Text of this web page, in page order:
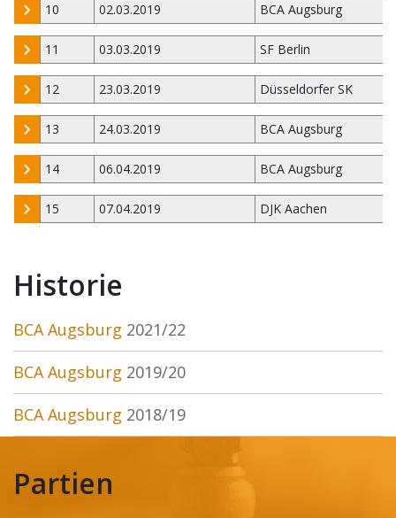
10 02.03.2019 BCA Augsburg
11 03.03.2019 SF Berlin
12 23.03.2019 Düsseldorfer SK
13 24.03.2019 BCA Augsburg
14 06.04.2019 BCA Augsburg
15 07.04.2019 DJK Aachen
Historie
BCA Augsburg 2021/22
BCA Augsburg 2019/20
BCA Augsburg 2018/19
Partien